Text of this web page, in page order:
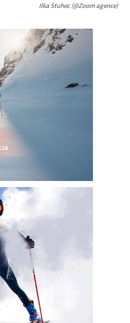
Ilka Stuhec (@Zoom agence)